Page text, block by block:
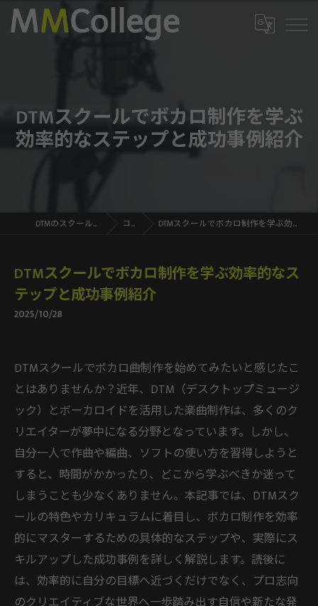
DTMスクールでボカロ制作を学ぶ
効率的なステップと成功事例紹介
DTMのスクールならMMCollege コラム DTMスクールでボカロ制作を学ぶ効率的なステップと成功事例紹介
DTMスクールでボカロ制作を学ぶ効率的なス
テップと成功事例紹介
2025/10/28
DTMスクールでボカロ曲制作を始めてみたいと感じたこ
とはありませんか？近年、DTM（デスクトップミュージ
ック）とボーカロイドを活用した楽曲制作は、多くのク
リエイターが夢中になる分野となっています。しかし、
自分一人で作曲や編曲、ソフトの使い方を習得しようと
すると、時間がかかったり、どこから学ぶべきか迷って
しまうことも少なくありません。本記事では、DTMスク
ールの特色やカリキュラムに着目し、ボカロ制作を効率
的にマスターするための具体的なステップや、実際にス
キルアップした成功事例を詳しく解説します。読後に
は、効率的に自分の目標へ近づくだけでなく、プロ志向